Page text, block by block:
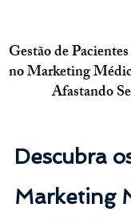
Gestão de
no Marketing
Afastando
Descubra
Marketing